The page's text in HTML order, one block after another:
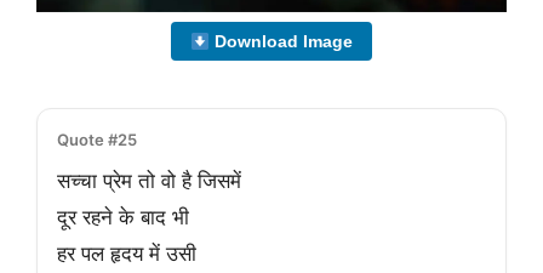
Download Image
Quote #25
सच्चा प्रेम तो वो है जिसमें
दूर रहने के बाद भी
हर पल हृदय में उसी